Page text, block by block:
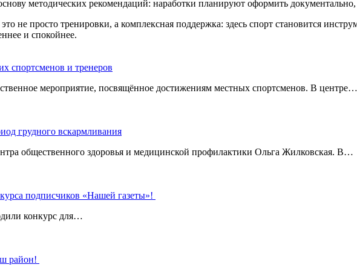
методических рекомендаций: наработки планируют оформить документально,
не просто тренировки, а комплексная поддержка: здесь спорт становится
и спокойнее.
спортсменов и тренеров
мероприятие, посвящённое достижениям местных спортсменов. В центре…
грудного вскармливания
общественного здоровья и медицинской профилактики Ольга Жилковская. В…
подписчиков «Нашей газеты»!
конкурс для…
район!